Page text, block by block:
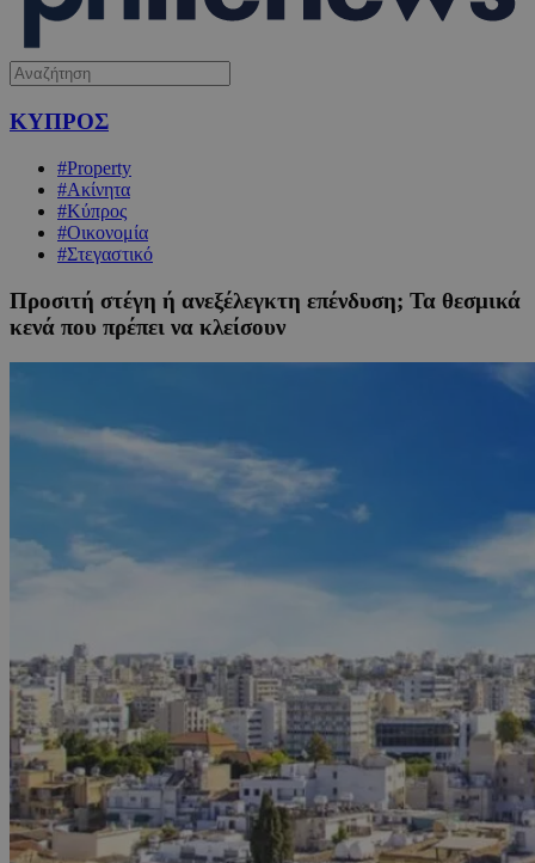
ΚΥΠΡΟΣ
#Property
#Ακίνητα
#Κύπρος
#Οικονομία
#Στεγαστικό
Προσιτή στέγη ή ανεξέλεγκτη επένδυση; Τα θεσμικά
κενά που πρέπει να κλείσουν